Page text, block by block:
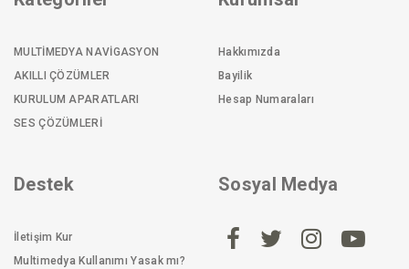
MULTİMEDYA NAVİGASYON
AKILLI ÇÖZÜMLER
KURULUM APARATLARI
SES ÇÖZÜMLERİ
Hakkımızda
Bayilik
Hesap Numaraları
Destek
İletişim Kur
Multimedya Kullanımı Yasak mı?
Sosyal Medya